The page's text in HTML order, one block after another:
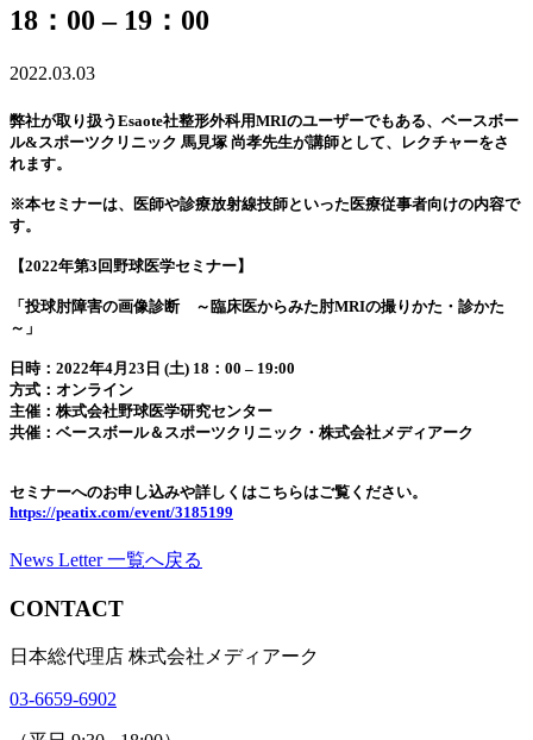
18：00 – 19：00
2022.03.03
弊社が取り扱うEsaote社整形外科用MRIのユーザーでもある、ベースボー
ル&スポーツクリニック 馬見塚 尚孝先生が講師として、レクチャーをさ
れます。
※本セミナーは、医師や診療放射線技師といった医療従事者向けの内容で
す。
【2022年第3回野球医学セミナー】
「投球肘障害の画像診断 ～臨床医からみた肘MRIの撮りかた・診かた
～」
日時：2022年4月23日 (土) 18：00 – 19:00
方式：オンライン
主催：株式会社野球医学研究センター
共催：ベースボール＆スポーツクリニック・株式会社メディアーク
セミナーへのお申し込みや詳しくはこちらはご覧ください。
https://peatix.com/event/3185199
News Letter 一覧へ戻る
CONTACT
日本総代理店 株式会社メディアーク
03-6659-6902